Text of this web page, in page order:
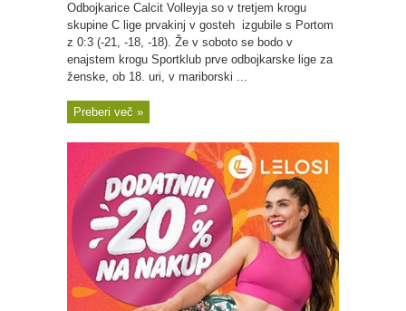
Odbojkarice Calcit Volleyja so v tretjem krogu
skupine C lige prvakinj v gosteh izgubile s Portom
z 0:3 (-21, -18, -18). Že v soboto se bodo v
enajstem krogu Sportklub prve odbojkarske lige za
ženske, ob 18. uri, v mariborski ...
Preberi več »